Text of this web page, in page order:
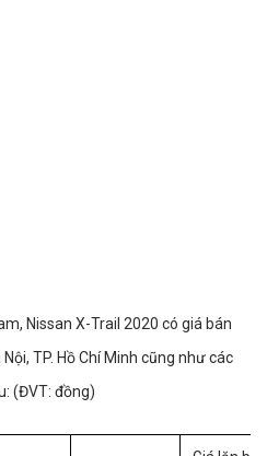
Nissan X-Trail 2020 có giá bán
TP. Hồ Chí Minh cũng như các
(ĐVT: đồng)